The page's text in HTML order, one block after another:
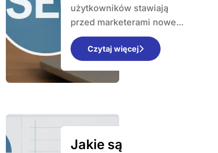
użytkowników stawiają
przed marketerami nowe...
Czytaj więcej
Jakie są